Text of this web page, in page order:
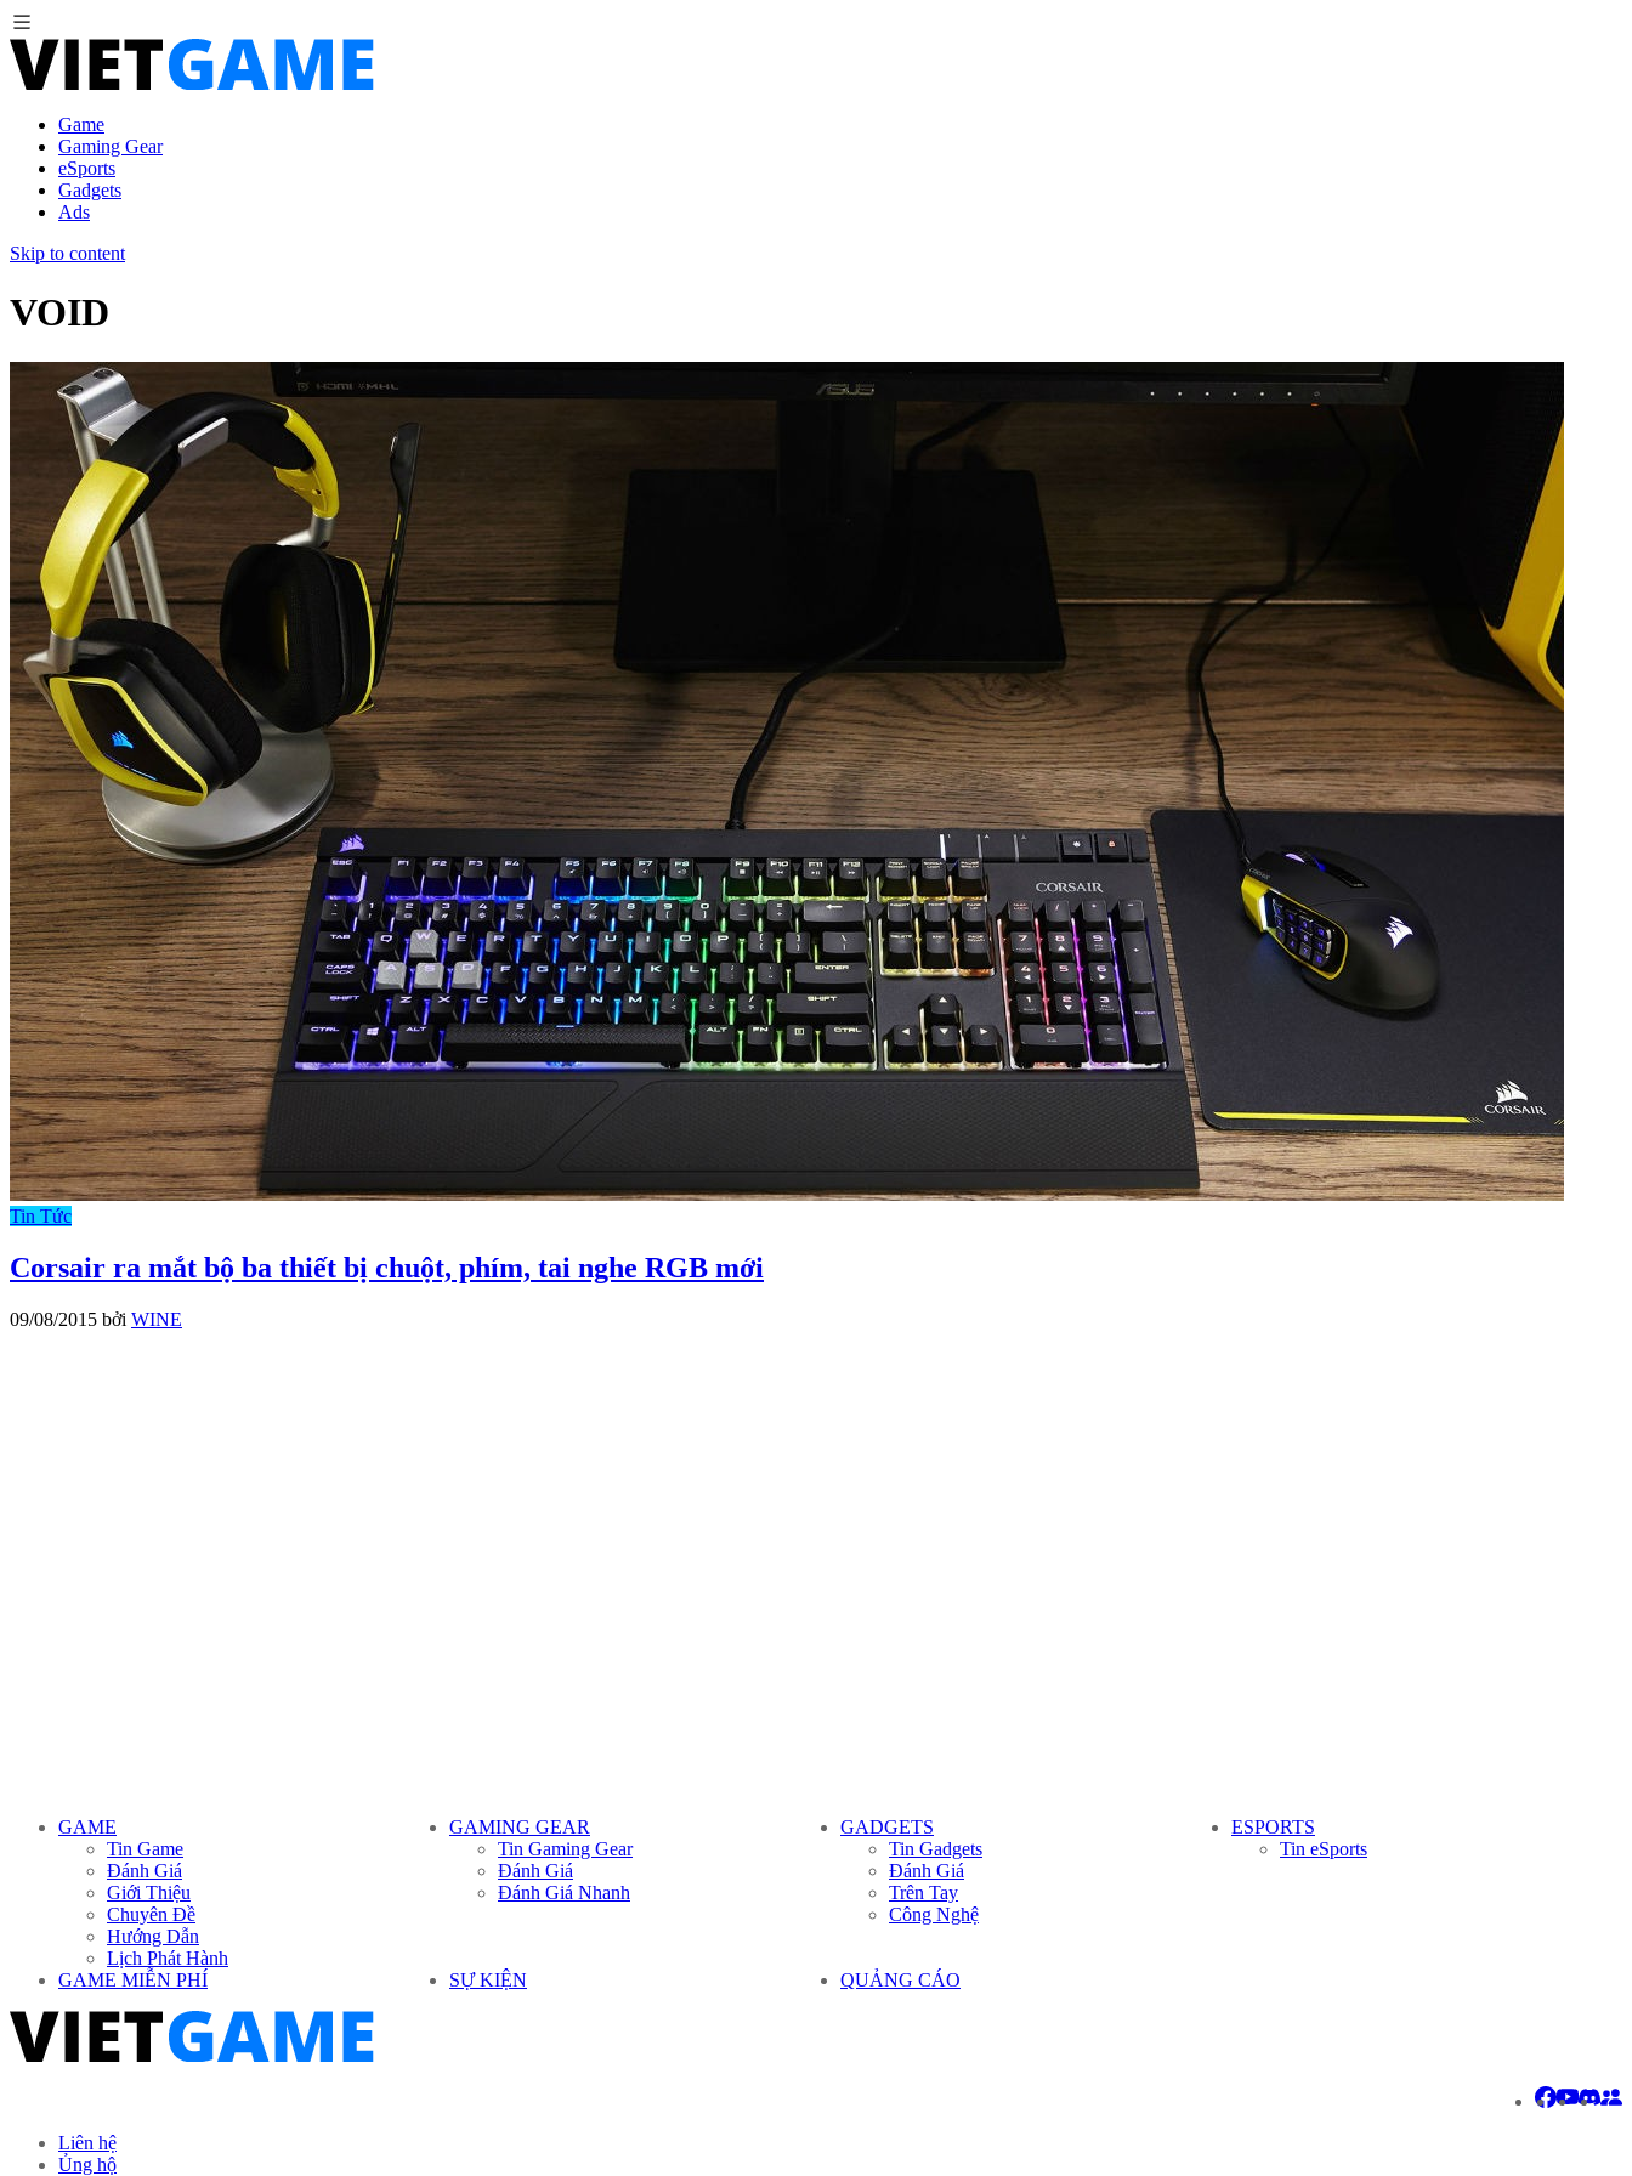
Game
Gaming Gear
eSports
Gadgets
Ads
Skip to content
VOID
Tin Tức
Corsair ra mắt bộ ba thiết bị chuột, phím, tai nghe RGB mới
09/08/2015 bởi WINE
GAME
Tin Game
Đánh Giá
Giới Thiệu
Chuyên Đề
Hướng Dẫn
Lịch Phát Hành
GAMING GEAR
Tin Gaming Gear
Đánh Giá
Đánh Giá Nhanh
GADGETS
Tin Gadgets
Đánh Giá
Trên Tay
Công Nghệ
ESPORTS
Tin eSports
GAME MIỄN PHÍ SỰ KIỆN QUẢNG CÁO
Liên hệ
Ủng hộ